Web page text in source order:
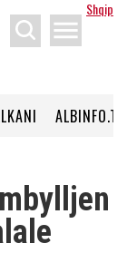
Shqip
menu
ALBINFO.TV